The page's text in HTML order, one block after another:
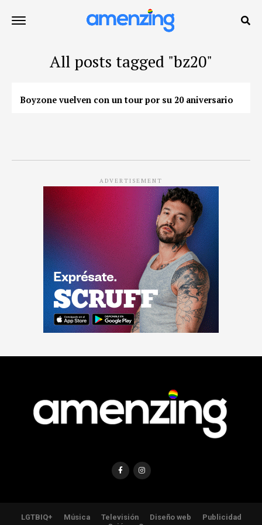
All posts tagged "bz20"
Boyzone vuelven con un tour por su 20 aniversario
ADVERTISEMENT
LGTBIQ+ Música Televisión Diseño web
Publicidad